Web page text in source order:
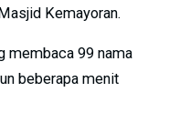
Kemayoran.
membaca 99 nama
beberapa menit